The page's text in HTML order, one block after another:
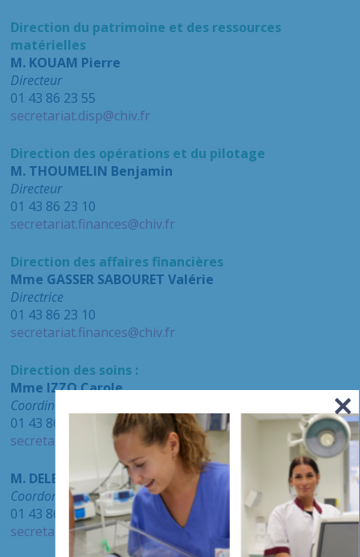
Direction du patrimoine et des ressources
matérielles
M. KOUAM Pierre
Directeur
01 43 86 23 55
secretariat.disp@chiv.fr
Direction des opérations et du pilotage
M. THOUMELIN Benjamin
Directeur
01 43 86 23 10
secretariat.finances@chiv.fr
Direction des affaires financières
Mme GASSER SABOURET Valérie
Directrice
01 43 86 23 10
secretariat.finances@chiv.fr
Direction des soins :
Mme IZZO Carole
Coordinatrice générale des soins
01 43 86 20 14
secretariat.dssi@chiv.fr
M. DELEPINE Richard
Coordonnateur général des soins Hôpitaux Confluence
01 43 86 20 14
secretariat.dssi@chiv.fr